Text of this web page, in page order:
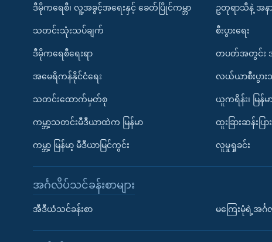
ဒီမိုကရေစီ၊ လူ့အခွင့်အရေးနှင့် ခေတ်ပြိုင်ကမ္ဘာ
သတင်းသုံးသပ်ချက်
ဒီမိုကရေစီရေးရာ
အမေရိကန်နိုင်ငံရေး
သတင်းထောက်မှတ်စု
ကမ္ဘာ့သတင်းမီဒီယာထဲက မြန်မာ
ကမ္ဘာ့ မြန်မာ့ မီဒီယာမြင်ကွင်း
ဥတုရာသီနဲ့ အန
စီးပွားရေး
တပတ်အတွင်း အ
လယ်ယာစီးပွား
ယူကရိန်း၊ မြန်
ထူးခြားဆန်းပြ
လူမှုရှုခင်း
အင်္ဂလိပ်သင်ခန်းစာများ
အီဒီယံသင်ခန်းစာ မကြေးမုံရဲ့အင်္ဂ